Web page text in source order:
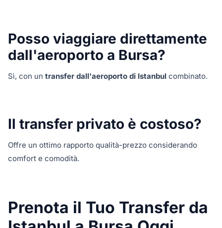
Posso viaggiare direttamente
dall'aeroporto a Bursa?
Sì, con un transfer dall'aeroporto di Istanbul combinato.
Il transfer privato è costoso?
Offre un ottimo rapporto qualità-prezzo considerando
comfort e comodità.
Prenota il Tuo Transfer da